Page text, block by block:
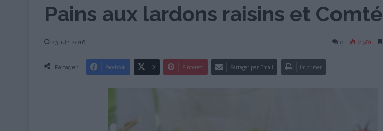
Pains aux lardons raisins et Comté
23 juin 2016 0 2 981
Partager Facebook X Pinterest Partager par Email Imprimer